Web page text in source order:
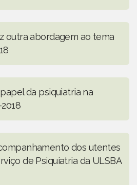
outra abordagem ao tema
da psiquiatria na
dos utentes
de Psiquiatria da ULSBA